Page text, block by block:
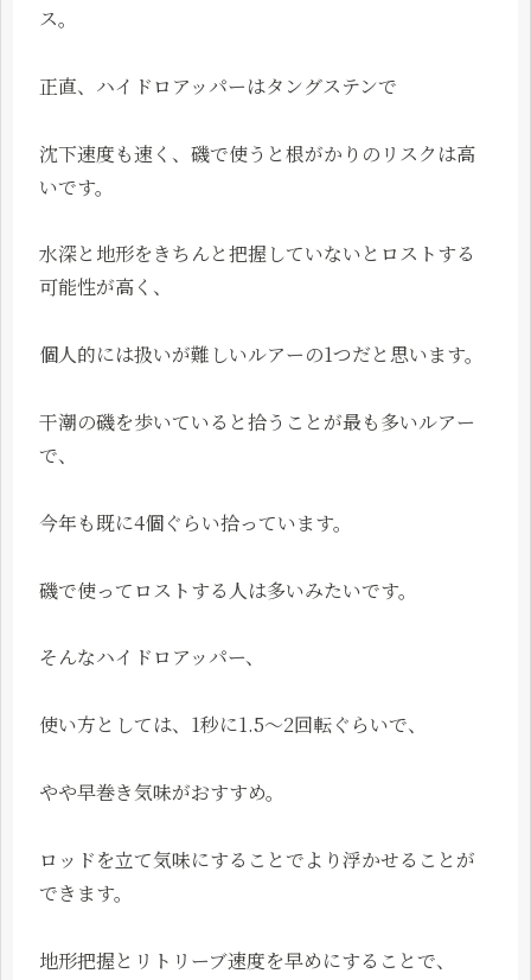
ス。
正直、ハイドロアッパーはタングステンで
沈下速度も速く、磯で使うと根がかりのリスクは高
いです。
水深と地形をきちんと把握していないとロストする
可能性が高く、
個人的には扱いが難しいルアーの1つだと思います。
干潮の磯を歩いていると拾うことが最も多いルアー
で、
今年も既に4個ぐらい拾っています。
磯で使ってロストする人は多いみたいです。
そんなハイドロアッパー、
使い方としては、1秒に1.5～2回転ぐらいで、
やや早巻き気味がおすすめ。
ロッドを立て気味にすることでより浮かせることが
できます。
地形把握とリトリーブ速度を早めにすることで、